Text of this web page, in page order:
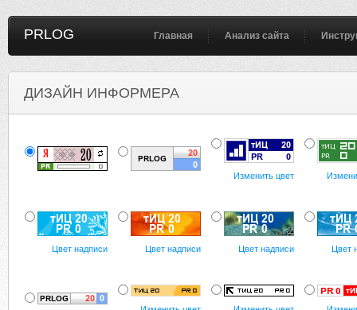
PRLOG Главная Анализ сайта
ДИЗАЙН ИНФОРМЕРА
Изменить цвет
Цвет надписи Цвет надписи Цвет надписи Цвет